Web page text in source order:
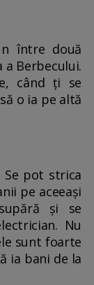
între două
Berbecului.
când ți se
o ia pe altă
Se pot strica
pe aceeași
și se
Nu
sunt foarte
ia bani de la